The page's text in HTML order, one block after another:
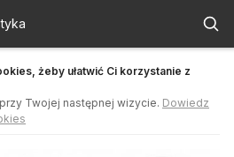
żeby ułatwić Ci korzystanie z
Twojej następnej wizycie. Dowiedz